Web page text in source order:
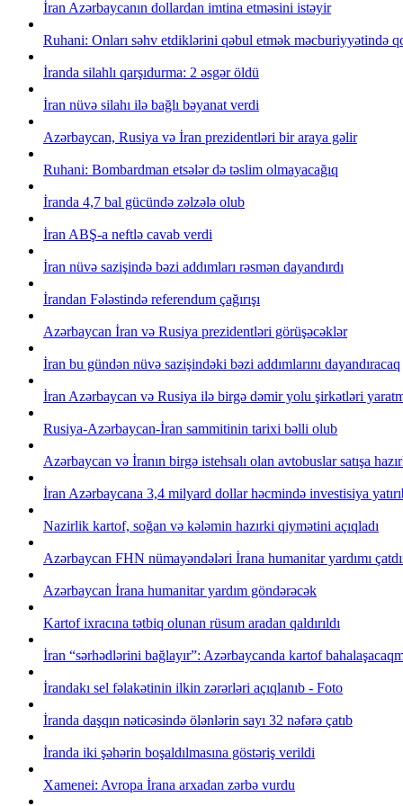
İran Azərbaycanın dollardan imtina etməsini istəyir
Ruhani: Onları səhv etdiklərini qəbul etmək məcburiyyətində
İranda silahlı qarşıdurma: 2 əsgər öldü
İran nüvə silahı ilə bağlı bəyanat verdi
Azərbaycan, Rusiya və İran prezidentləri bir araya gəlir
Ruhani: Bombardman etsələr də təslim olmayacağıq
İranda 4,7 bal gücündə zəlzələ olub
İran ABŞ-a neftlə cavab verdi
İran nüvə sazişində bəzi addımları rəsmən dayandırdı
İrandan Fələstində referendum çağırışı
Azərbaycan İran və Rusiya prezidentləri görüşəcəklər
İran bu gündən nüvə sazişindəki bəzi addımlarını dayandıracaq
İran Azərbaycan və Rusiya ilə birgə dəmir yolu şirkətləri
Rusiya-Azərbaycan-İran sammitinin tarixi bəlli olub
Azərbaycan və İranın birgə istehsalı olan avtobuslar satışa
İran Azərbaycana 3,4 milyard dollar həcmində investisiya
Nazirlik kartof, soğan və kələmin hazırki qiymətini açıqladı
Azərbaycan FHN nümayəndələri İrana humanitar yardımı
Azərbaycan İrana humanitar yardım göndərəcək
Kartof ixracına tətbiq olunan rüsum aradan qaldırıldı
İran “sərhədlərini bağlayır”: Azərbaycanda kartof
İrandakı sel fəlakətinin ilkin zərərləri açıqlanıb - Foto
İranda daşqın nəticəsində ölənlərin sayı 32 nəfərə çatıb
İranda iki şəhərin boşaldılmasına göstəriş verildi
Xamenei: Avropa İrana arxadan zərbə vurdu